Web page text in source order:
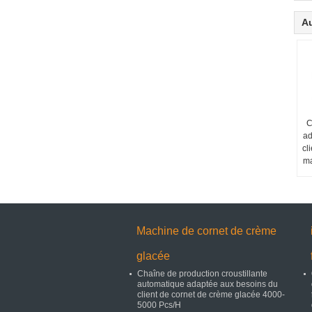
Machine de cornet de crème
glacée
Chaîne de production croustillante
automatique adaptée aux besoins du
client de cornet de crème glacée 4000-
5000 Pcs/H